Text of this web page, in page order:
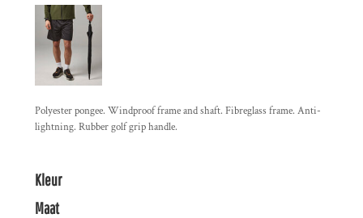
Polyester pongee. Windproof frame and shaft. Fibreglass frame. Anti-
lightning. Rubber golf grip handle.
Kleur
Maat